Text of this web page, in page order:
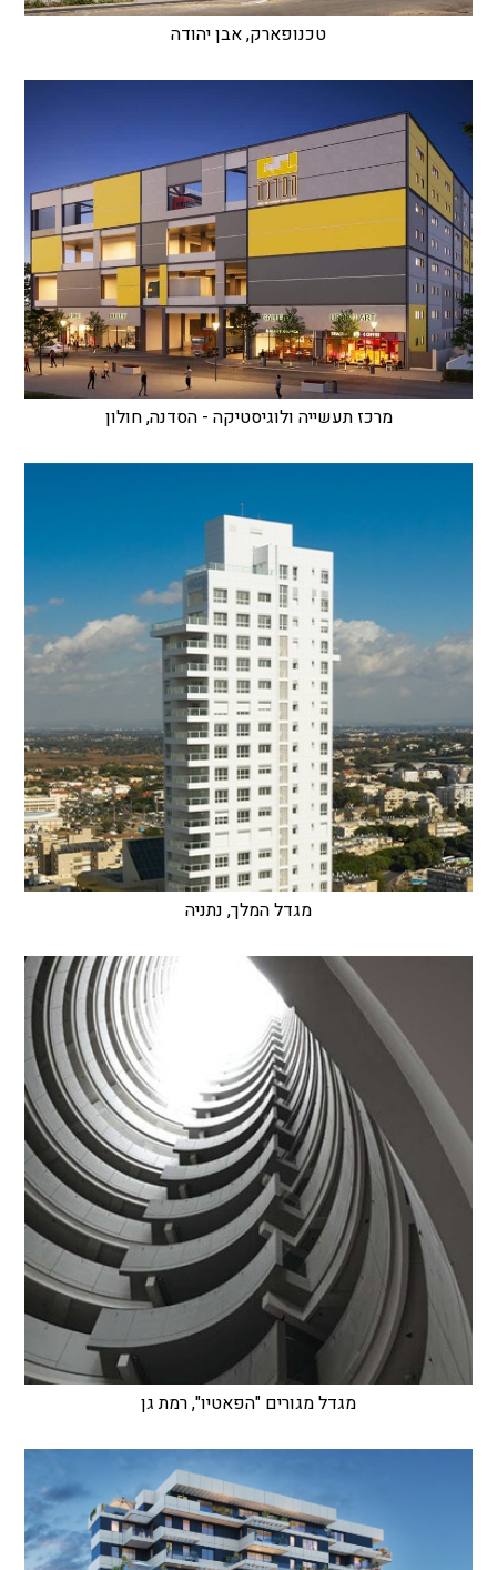
טכנופארק, אבן יהודה
מרכז תעשייה ולוגיסטיקה - הסדנה, חולון
מגדל המלך, נתניה
מגדל מגורים "הפאטיו", רמת גן